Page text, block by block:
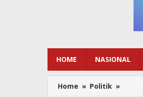
HOME NASIONAL
Home » Politik »